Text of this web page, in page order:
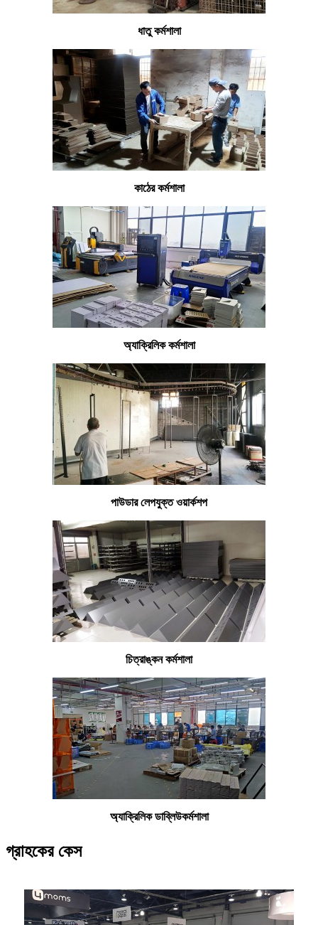
ধাতু কর্মশালা
কাঠের কর্মশালা
অ্যাক্রিলিক কর্মশালা
পাউডার লেপযুক্ত ওয়ার্কশপ
চিত্রাঙ্কন কর্মশালা
অ্যাক্রিলিক ডাব্লিউকর্মশালা
গ্রাহকের কেস